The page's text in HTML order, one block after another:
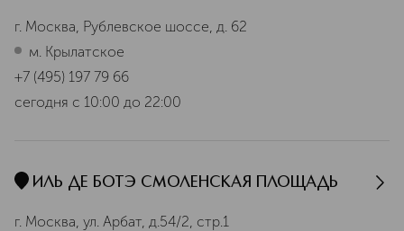
г. Москва, Рублевское шоссе, д. 62
м. Крылатское
+7 (495) 197 79 66
сегодня с 10:00 до 22:00
ИЛЬ ДЕ БОТЭ СМОЛЕНСКАЯ ПЛОЩАДЬ
г. Москва, ул. Арбат, д.54/2, стр.1